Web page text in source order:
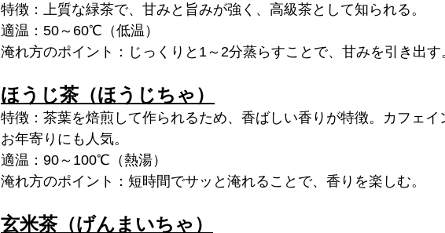
特徴：上質な緑茶で、甘みと旨みが強く、高級茶として知られる。
適温：50～60℃（低温）
淹れ方のポイント：じっくりと1～2分蒸らすことで、甘みを引き出す
ほうじ茶（ほうじちゃ）
特徴：茶葉を焙煎して作られるため、香ばしい香りが特徴。カフェイ
お年寄りにも人気。
適温：90～100℃（熱湯）
淹れ方のポイント：短時間でサッと淹れることで、香りを楽しむ。
玄米茶（げんまいちゃ）